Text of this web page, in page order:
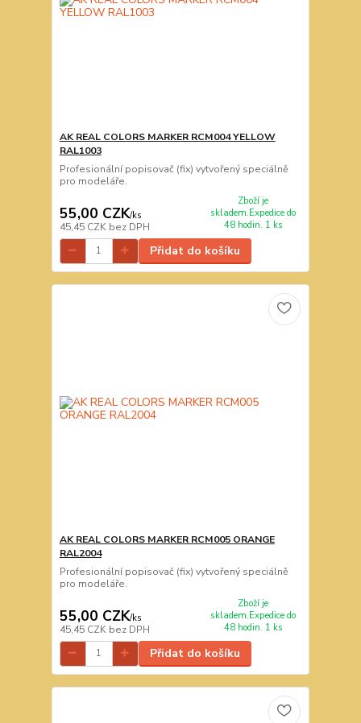
AK REAL COLORS MARKER RCM004 YELLOW
RAL1003
Profesionální popisovač (fix) vytvořený speciálně
pro modeláře.
55,00 CZK/ks
45,45 CZK bez DPH
Zboží je
skladem.Expedice do
48 hodin. 1 ks
Přidat do košíku
AK REAL COLORS MARKER RCM005 ORANGE
RAL2004
Profesionální popisovač (fix) vytvořený speciálně
pro modeláře.
55,00 CZK/ks
45,45 CZK bez DPH
Zboží je
skladem.Expedice do
48 hodin. 1 ks
Přidat do košíku